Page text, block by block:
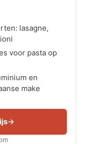
lasagne,
voor pasta op
en
make